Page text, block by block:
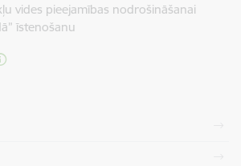
vides pieejamības nodrošināšanai
īstenošanu